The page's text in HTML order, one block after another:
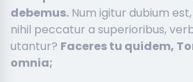
debemus. Num igitur dubium
nihil peccatur a superioribus,
utantur? Faceres tu quidem,
omnia;